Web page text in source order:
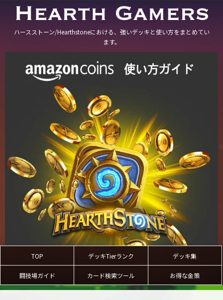
ハースストーン/Hearthstoneにおける、強いデッキと使い方をまとめてい
ます。
TOP デッキTierランク デッキ集
闘技場ガイド カード検索ツール お得な金策